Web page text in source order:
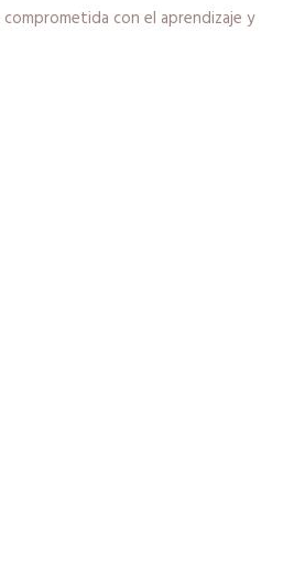
con el aprendizaje y